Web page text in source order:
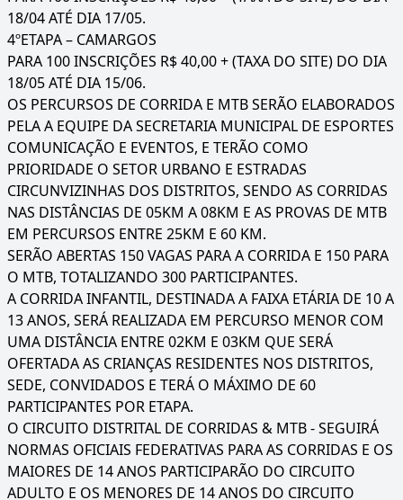
18/04 ATÉ DIA 17/05.
4ºETAPA – CAMARGOS
PARA 100 INSCRIÇÕES R$ 40,00 + (TAXA DO SITE) DO DIA
18/05 ATÉ DIA 15/06.
OS PERCURSOS DE CORRIDA E MTB SERÃO ELABORADOS
PELA A EQUIPE DA SECRETARIA MUNICIPAL DE ESPORTES
COMUNICAÇÃO E EVENTOS, E TERÃO COMO
PRIORIDADE O SETOR URBANO E ESTRADAS
CIRCUNVIZINHAS DOS DISTRITOS, SENDO AS CORRIDAS
NAS DISTÂNCIAS DE 05KM A 08KM E AS PROVAS DE MTB
EM PERCURSOS ENTRE 25KM E 60 KM.
SERÃO ABERTAS 150 VAGAS PARA A CORRIDA E 150 PARA
O MTB, TOTALIZANDO 300 PARTICIPANTES.
A CORRIDA INFANTIL, DESTINADA A FAIXA ETÁRIA DE 10 A
13 ANOS, SERÁ REALIZADA EM PERCURSO MENOR COM
UMA DISTÂNCIA ENTRE 02KM E 03KM QUE SERÁ
OFERTADA AS CRIANÇAS RESIDENTES NOS DISTRITOS,
SEDE, CONVIDADOS E TERÁ O MÁXIMO DE 60
PARTICIPANTES POR ETAPA.
O CIRCUITO DISTRITAL DE CORRIDAS & MTB - SEGUIRÁ
NORMAS OFICIAIS FEDERATIVAS PARA AS CORRIDAS E OS
MAIORES DE 14 ANOS PARTICIPARÃO DO CIRCUITO
ADULTO E OS MENORES DE 14 ANOS DO CIRCUITO